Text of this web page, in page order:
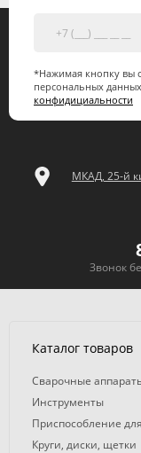
*Нажимая кнопку вы
персональных данных
конфидициальности
МКАД, 25-й
Звонок
Каталог товаров
Сварочные
Инструменты
Приспособление
Круги, диски, щетки